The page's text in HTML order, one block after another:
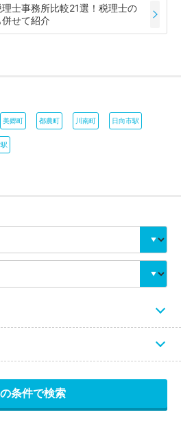
士事務所比較21選！税理士の
せて紹介
美郷町 都農町 川南町 日向市駅